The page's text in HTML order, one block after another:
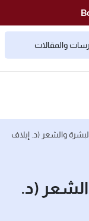
والشعر (د. إيلاف
(د.